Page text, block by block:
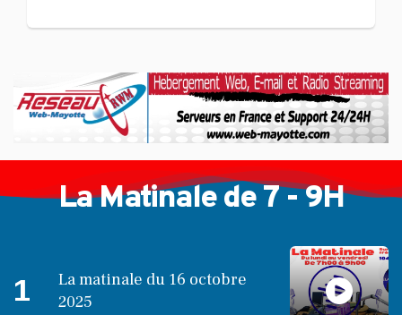
La Matinale de 7 - 9H
1
La matinale du 16 octobre
2025